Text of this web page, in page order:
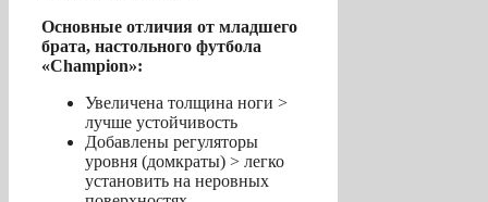
Основные отличия от младшего
брата, настольного футбола
«Champion»:
Увеличена толщина ноги >
лучше устойчивость
Добавлены регуляторы
уровня (домкраты) > легко
установить на неровных